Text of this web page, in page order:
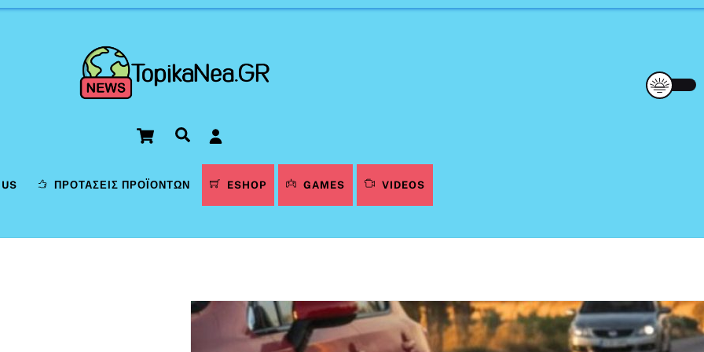
Cart Αναζήτηση
ΠΡΟΤΆΣΕΙΣ ΠΡΟΪΌΝΤΩΝ ESHOP GAMES VIDEOS